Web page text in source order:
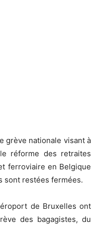
grève nationale visant à
réforme des retraites
ferroviaire en Belgique
sont restées fermées.
de Bruxelles ont
des bagagistes, du